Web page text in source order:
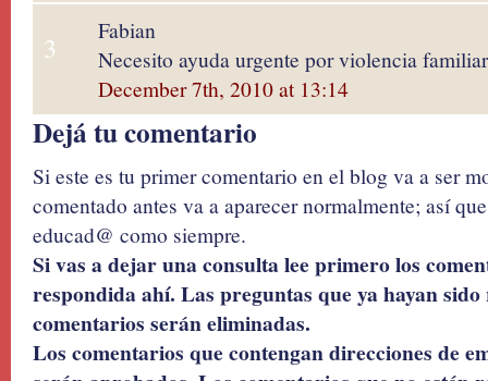
3
Fabian
Necesito ayuda urgente por violencia
December 7th, 2010 at 13:14
Dejá tu comentario
Si este es tu primer comentario en el blog va a ser
comentado antes va a aparecer normalmente; así
educad@ como siempre.
Si vas a dejar una consulta lee primero los
respondida ahí. Las preguntas que ya hayan
comentarios serán eliminadas.
Los comentarios que contengan direcciones de